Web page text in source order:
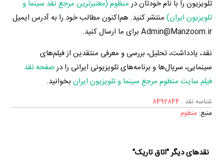
تلویزیون را با نام خودتان درمنظوم (معتبرترین مرجع نقد سینما و
تلویزیون ایران) منتشر کنید. هم‌اکنون مطالب خود را به آدرس ایمیل
Admin@Manzoom.ir برای ما ارسال کنید.
نقد، یادداشت، تحلیل، بررسی و معرفی منتقدین از فیلم‌های
سینمایی، سریال‌ها و برنامه‌های تلویزیونی ایرانی را درصفحه نقد
فیلم سایت منظوم مرجع سینما و تلویزیون ایران بخوانید.
شناسه نقد : 8492844
منبع: منظوم
نقدهای دیگر "اتاق تاریک"